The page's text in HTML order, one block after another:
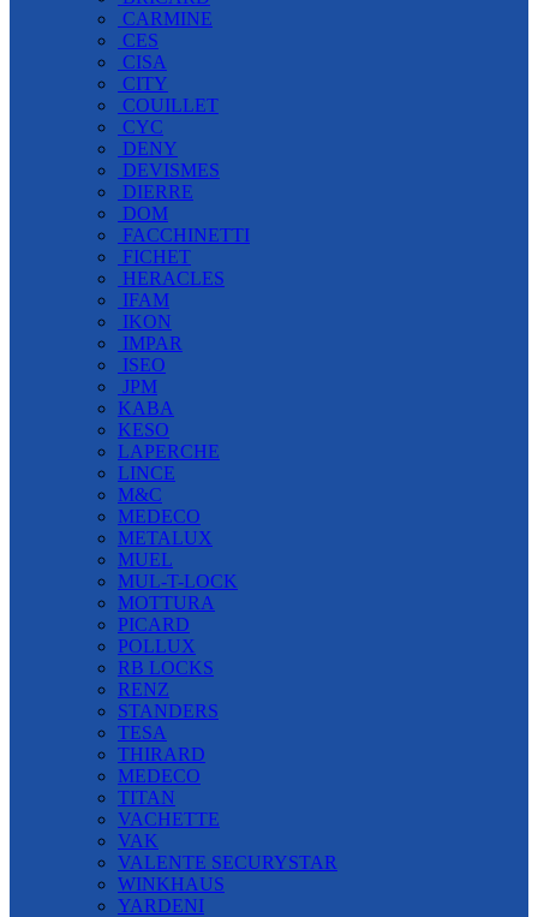
CARMINE
CES
CISA
CITY
COUILLET
CYC
DENY
DEVISMES
DIERRE
DOM
FACCHINETTI
FICHET
HERACLES
IFAM
IKON
IMPAR
ISEO
JPM
KABA
KESO
LAPERCHE
LINCE
M&C
MEDECO
METALUX
MUEL
MUL-T-LOCK
MOTTURA
PICARD
POLLUX
RB LOCKS
RENZ
STANDERS
TESA
THIRARD
MEDECO
TITAN
VACHETTE
VAK
VALENTE SECURYSTAR
WINKHAUS
YARDENI